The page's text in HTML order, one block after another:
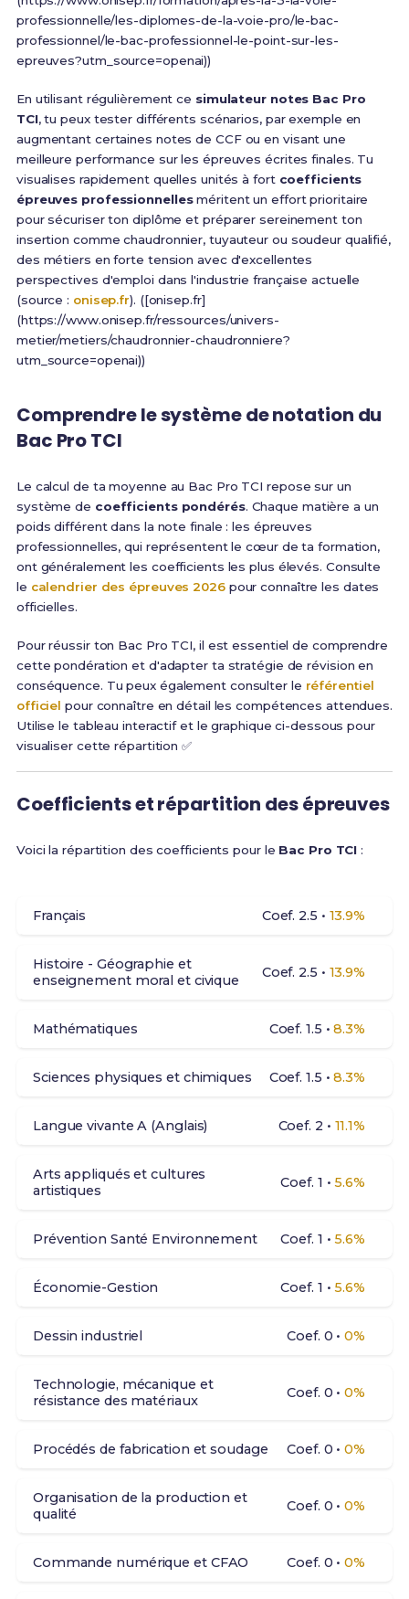
professionnelle/les-diplomes-de-la-voie-pro/le-bac-
professionnel/le-bac-professionnel-le-point-sur-les-
epreuves?utm_source=openai))
En utilisant régulièrement ce simulateur notes Bac Pro
TCI, tu peux tester différents scénarios, par exemple en
augmentant certaines notes de CCF ou en visant une
meilleure performance sur les épreuves écrites finales. Tu
visualises rapidement quelles unités à fort coefficients
épreuves professionnellesméritent un effort prioritaire
pour sécuriser ton diplôme et préparer sereinement ton
insertion comme chaudronnier, tuyauteur ou soudeur qualifié,
des métiers en forte tension avec d'excellentes
perspectives d'emploi dans l'industrie française actuelle
(source : onisep.fr). ([onisep.fr]
(https://www.onisep.fr/ressources/univers-
metier/metiers/chaudronnier-chaudronniere?
utm_source=openai))
Comprendre le système de notation du
Bac Pro TCI
Le calcul de ta moyenne au Bac Pro TCI repose sur un
système de coefficients pondérés. Chaque matière a un
poids différent dans la note finale : les épreuves
professionnelles, qui représentent le cœur de ta formation,
ont généralement les coefficients les plus élevés. Consulte
le calendrier des épreuves 2026pour connaître les dates
officielles.
Pour réussir ton Bac Pro TCI, il est essentiel de comprendre
cette pondération et d'adapter ta stratégie de révision en
conséquence. Tu peux également consulter le référentiel
officiel pour connaître en détail les compétences attendues.
Utilise le tableau interactif et le graphique ci-dessous pour
visualiser cette répartition ✅
Coefficients et répartition des épreuves
Voici la répartition des coefficients pour le Bac Pro TCI :
Français Coef. 2.5 • 13.9%
Histoire - Géographie et
enseignement moral et civique
Coef. 2.5 • 13.9%
Mathématiques Coef. 1.5 •8.3%
Sciences physiques et chimiques Coef. 1.5 •8.3%
Langue vivante A (Anglais) Coef. 2 • 11.1%
Arts appliqués et cultures
artistiques
Coef. 1 •5.6%
Prévention Santé Environnement Coef. 1 •5.6%
Économie-Gestion Coef. 1 •5.6%
Dessin industriel Coef. 0 •0%
Technologie, mécanique et
résistance des matériaux
Coef. 0 •0%
Procédés de fabrication et soudage Coef. 0 •0%
Organisation de la production et
qualité
Coef. 0 •0%
Commande numérique et CFAO Coef. 0 •0%